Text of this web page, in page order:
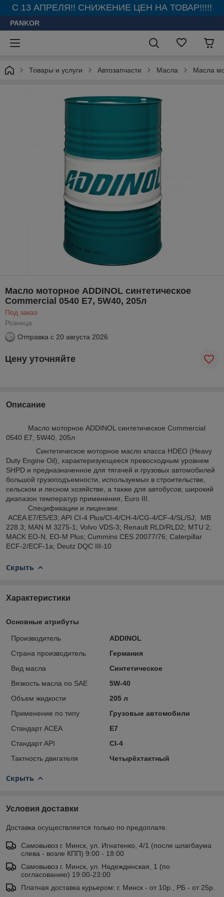
С 13 АПРЕЛЯ!! СНИЖЕНИЕ ЦЕН НА ТОВАР!!!!!
PANKOR
Товары и услуги Автозапчасти Масла Масла
Масло моторное ADDINOL синтетическое
Commercial 0540 E7, 5W40, 205л
Под заказ
Розница
Отправка с 20 августа 2026
Цену уточняйте
Описание
Масло моторное ADDINOL синтетическое Commercial
0540 E7, 5W40, 205л
Синтетическое моторное масло класса HDEO (Heavy
Duty Engine Oil), характеризующееся превосходным уровнем
SHPD и предназначенное для тягачей и грузовых автомобилей
большой грузоподъемности, используемых в строительстве,
сельском и лесном хозяйстве, а также для автобусов; широкий
диапазон температур применения, Euro III.
Спецификации и лицензии:
ACEA E7/E5/E3; API CI-4 Plus/CI-4/CH-4/CG-4/CF-4/SL/SJ; MB
228.3; MAN M 3275-1; Volvo VDS-3; Renault RLD/RLD2; MTU 2;
MACK EO-N, EO-M Plus; Cummins CES 20077/76; Caterpillar
ECF-2/ECF-1a; Deutz DQC III-10
Скрыть
Характеристики
Основные атрибуты
Производитель
ADDINOL
Страна производитель
Германия
Вид масла
Синтетическое
Вязкость масла по SAE
5W-40
Объем жидкости
205 л
Применение по типу
Грузовые автомобили
Стандарт ACEA
E7
Стандарт API
CI-4
Тактность двигателя
Четырёхтактный
Скрыть
Условия доставки
Доставка осуществляется только по предоплате.
Самовывоз г. Минск, ул. Игнатенко, 4/1 (после шлагбаума
слева - возле КПП) 9:00 - 18:00
Самовывоз г. Минск, ул. Надеждинская, 1 (по
согласованию) 19:00-23:00
Платная доставка курьером: г. Минск - от 10р., РБ - от 25р.